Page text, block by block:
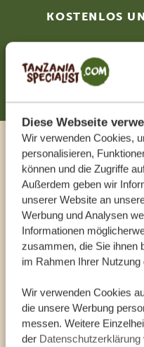
Diese Webseite
Wir verwenden Cookies,
personalisieren,
können und die Zugriffe
Außerdem geben wir
unserer Website an
Werbung und Analysen
Informationen
zusammen, die Sie ihnen
im Rahmen Ihrer
Wir verwenden Cookies
die unsere Werbung
messen. Weitere
der Datenschutzerklärung
KOSTENLOS
JETZT
Sprechen
UNSERE